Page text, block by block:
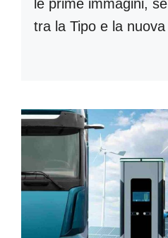
le prime immagini,
tra la Tipo e la